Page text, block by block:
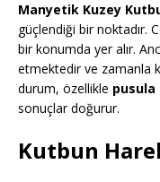
Manyetik Kuzey
güçlendiği bir noktadır.
bir konumda yer alır.
etmektedir ve zamanla
durum, özellikle pusula
sonuçlar doğurur.
Kutbun